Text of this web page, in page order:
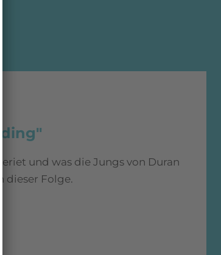
und was die Jungs von Duran
dieser Folge.